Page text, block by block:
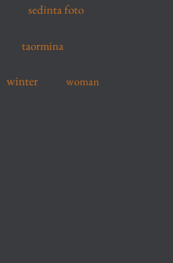
sedinta foto
taormina
winter woman